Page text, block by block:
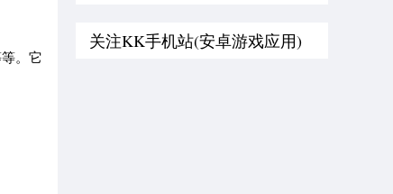
。它
关注KK手机站(安卓游戏应用)